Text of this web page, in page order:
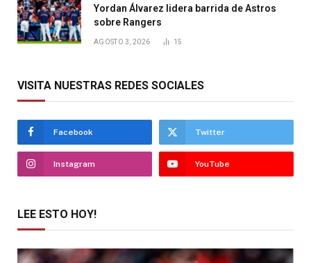
Yordan Álvarez lidera barrida de Astros
sobre Rangers
AGOSTO 3, 2026 15
VISITA NUESTRAS REDES SOCIALES
Facebook Twitter
Instagram YouTube
LEE ESTO HOY!